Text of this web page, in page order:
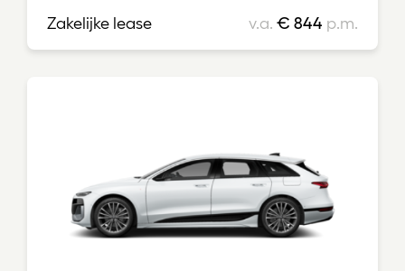
Zakelijke lease v.a.€ 844 p.m.